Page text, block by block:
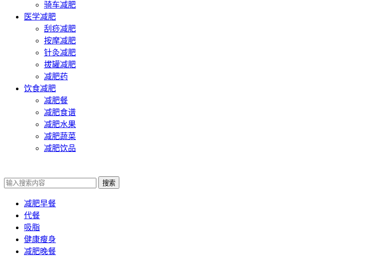
骑车减肥
医学减肥
刮痧减肥
按摩减肥
针灸减肥
拔罐减肥
减肥药
饮食减肥
减肥餐
减肥食谱
减肥水果
减肥蔬菜
减肥饮品
搜索
减肥早餐
代餐
吸脂
健康瘦身
减肥晚餐